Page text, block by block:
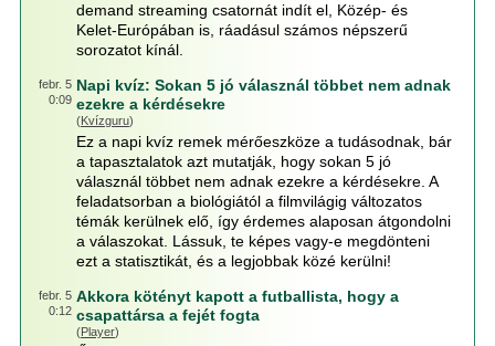
demand streaming csatornát indít el, Közép- és
Kelet-Európában is, ráadásul számos népszerű
sorozatot kínál.
febr. 5
0:09
Napi kvíz: Sokan 5 jó válasznál többet nem adnak
ezekre a kérdésekre
(Kvízguru)
Ez a napi kvíz remek mérőeszköze a tudásodnak, bár
a tapasztalatok azt mutatják, hogy sokan 5 jó
válasznál többet nem adnak ezekre a kérdésekre. A
feladatsorban a biológiától a filmvilágig változatos
témák kerülnek elő, így érdemes alaposan átgondolni
a válaszokat. Lássuk, te képes vagy-e megdönteni
ezt a statisztikát, és a legjobbak közé kerülni!
febr. 5
0:12
Akkora kötényt kapott a futballista, hogy a
csapattársa a fejét fogta
(Player)